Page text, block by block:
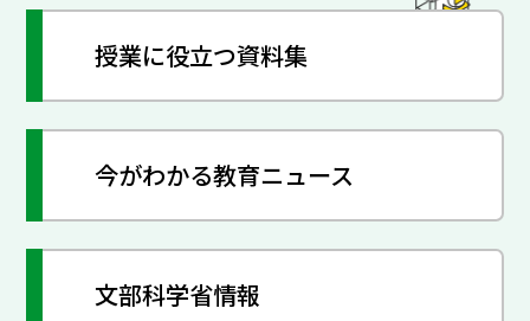
授業に役立つ資料集
今がわかる教育ニュース
文部科学省情報